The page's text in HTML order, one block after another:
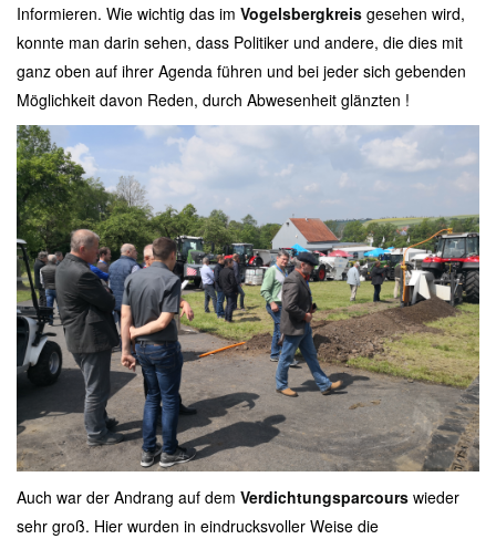
Informieren. Wie wichtig das im Vogelsbergkreis gesehen wird,
konnte man darin sehen, dass Politiker und andere, die dies mit
ganz oben auf ihrer Agenda führen und bei jeder sich gebenden
Möglichkeit davon Reden, durch Abwesenheit glänzten !
Auch war der Andrang auf dem Verdichtungsparcours wieder
sehr groß. Hier wurden in eindrucksvoller Weise die